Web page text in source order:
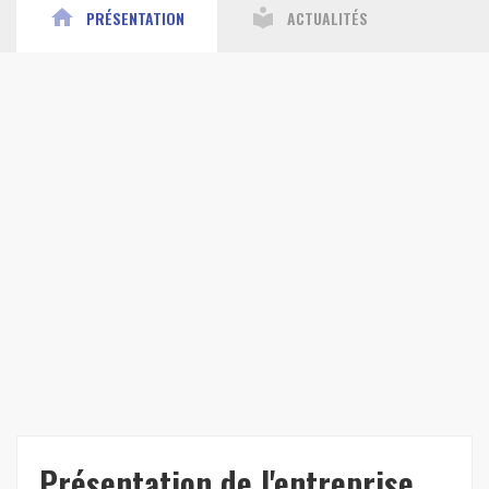
home PRÉSENTATION local_library ACTUALITÉS